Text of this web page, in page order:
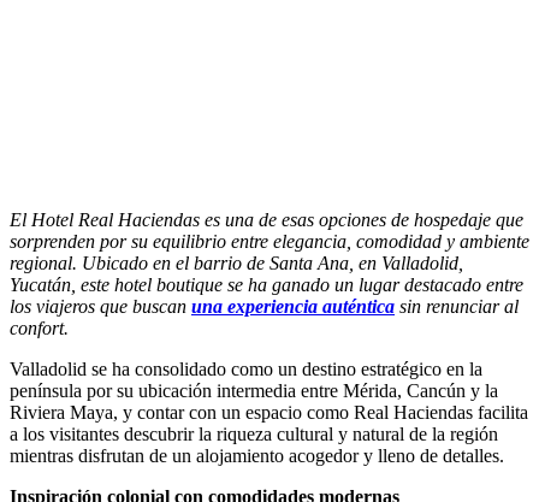
El Hotel Real Haciendas es una de esas opciones de hospedaje que
sorprenden por su equilibrio entre elegancia, comodidad y ambiente
regional. Ubicado en el barrio de Santa Ana, en Valladolid,
Yucatán, este hotel boutique se ha ganado un lugar destacado entre
los viajeros que buscan una experiencia auténtica sin renunciar al
confort.
Valladolid se ha consolidado como un destino estratégico en la
península por su ubicación intermedia entre Mérida, Cancún y la
Riviera Maya, y contar con un espacio como Real Haciendas facilita
a los visitantes descubrir la riqueza cultural y natural de la región
mientras disfrutan de un alojamiento acogedor y lleno de detalles.
Inspiración colonial con comodidades modernas